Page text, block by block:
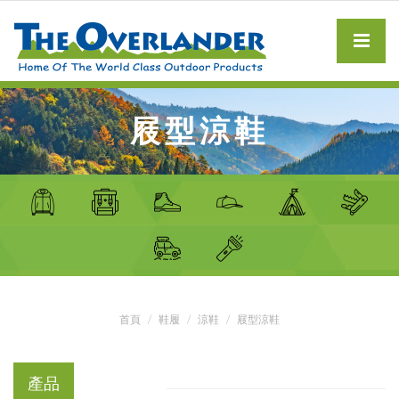
屐型涼鞋
首頁 鞋履 涼鞋 屐型涼鞋
產品